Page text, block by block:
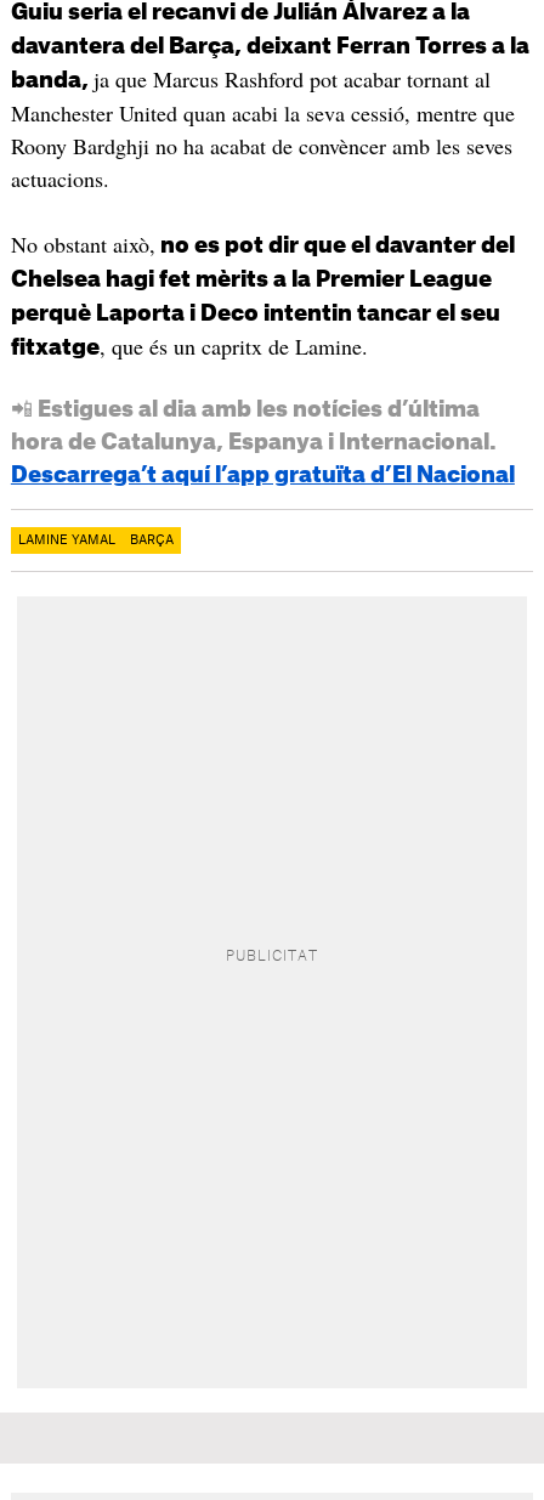
Guiu seria el recanvi de Julián Álvarez a la
davantera del Barça, deixant Ferran Torres a la
banda, ja que Marcus Rashford pot acabar tornant al
Manchester United quan acabi la seva cessió, mentre que
Roony Bardghji no ha acabat de convèncer amb les seves
actuacions.
No obstant això, no es pot dir que el davanter del
Chelsea hagi fet mèrits a la Premier League
perquè Laporta i Deco intentin tancar el seu
fitxatge, que és un capritx de Lamine.
📲 Estigues al dia amb les notícies d’última
hora de Catalunya, Espanya i Internacional.
Descarrega’t aquí l’app gratuïta d’El Nacional
LAMINE YAMAL BARÇA